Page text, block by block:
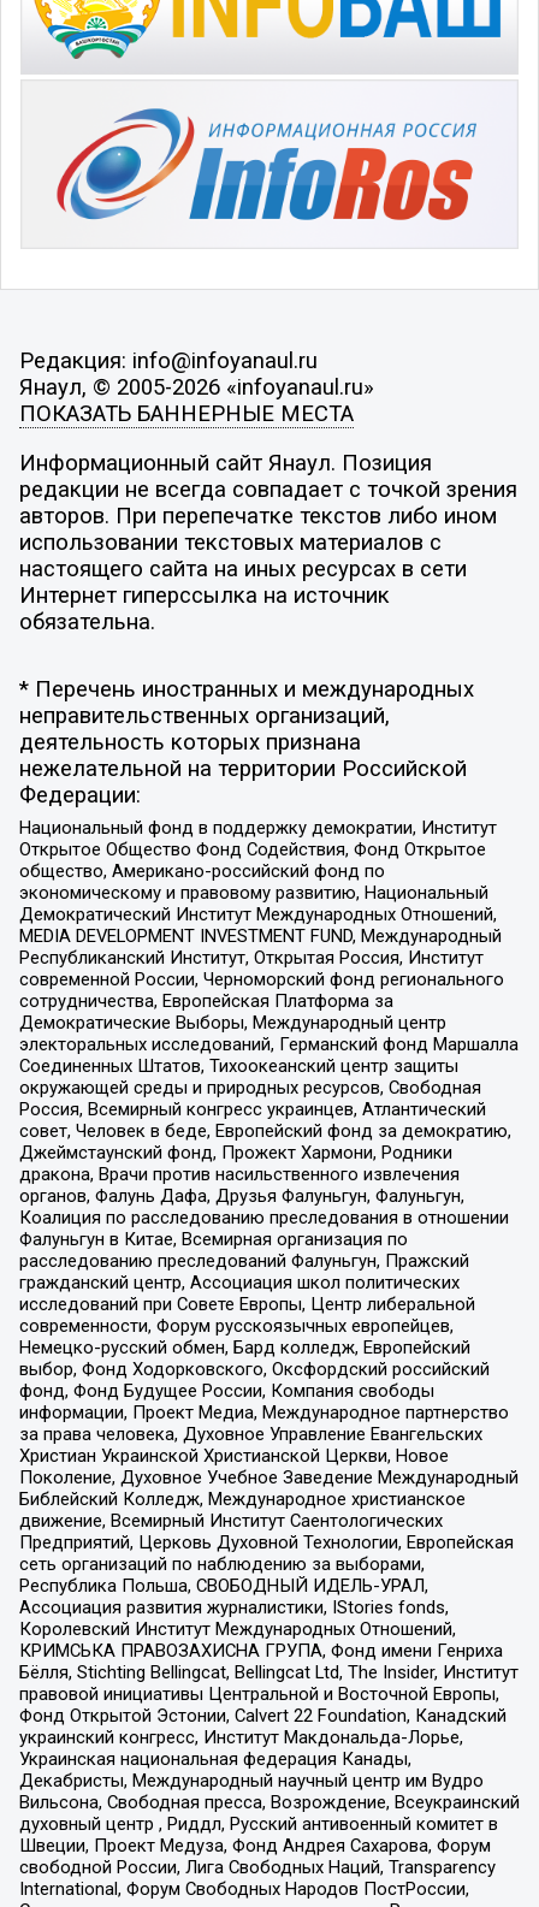
Редакция: info@infoyanaul.ru
Янаул, © 2005-2026 «infoyanaul.ru»
ПОКАЗАТЬ БАННЕРНЫЕ МЕСТА
Информационный сайт Янаул. Позиция
редакции не всегда совпадает с точкой зрения
авторов. При перепечатке текстов либо ином
использовании текстовых материалов с
настоящего сайта на иных ресурсах в сети
Интернет гиперссылка на источник
обязательна.
* Перечень иностранных и международных
неправительственных организаций,
деятельность которых признана
нежелательной на территории Российской
Федерации:
Национальный фонд в поддержку демократии, Институт
Открытое Общество Фонд Содействия, Фонд Открытое
общество, Американо-российский фонд по
экономическому и правовому развитию, Национальный
Демократический Институт Международных Отношений,
MEDIA DEVELOPMENT INVESTMENT FUND, Международный
Республиканский Институт, Открытая Россия, Институт
современной России, Черноморский фонд регионального
сотрудничества, Европейская Платформа за
Демократические Выборы, Международный центр
электоральных исследований, Германский фонд Маршалла
Соединенных Штатов, Тихоокеанский центр защиты
окружающей среды и природных ресурсов, Свободная
Россия, Всемирный конгресс украинцев, Атлантический
совет, Человек в беде, Европейский фонд за демократию,
Джеймстаунский фонд, Прожект Хармони, Родники
дракона, Врачи против насильственного извлечения
органов, Фалунь Дафа, Друзья Фалуньгун, Фалуньгун,
Коалиция по расследованию преследования в отношении
Фалуньгун в Китае, Всемирная организация по
расследованию преследований Фалуньгун, Пражский
гражданский центр, Ассоциация школ политических
исследований при Совете Европы, Центр либеральной
современности, Форум русскоязычных европейцев,
Немецко-русский обмен, Бард колледж, Европейский
выбор, Фонд Ходорковского, Оксфордский российский
фонд, Фонд Будущее России, Компания свободы
информации, Проект Медиа, Международное партнерство
за права человека, Духовное Управление Евангельских
Христиан Украинской Христианской Церкви, Новое
Поколение, Духовное Учебное Заведение Международный
Библейский Колледж, Международное христианское
движение, Всемирный Институт Саентологических
Предприятий, Церковь Духовной Технологии, Европейская
сеть организаций по наблюдению за выборами,
Республика Польша, СВОБОДНЫЙ ИДЕЛЬ-УРАЛ,
Ассоциация развития журналистики, IStories fonds,
Королевский Институт Международных Отношений,
КРИМСЬКА ПРАВОЗАХИСНА ГРУПА, Фонд имени Генриха
Бёлля, Stichting Bellingcat, Bellingcat Ltd, The Insider, Институт
правовой инициативы Центральной и Восточной Европы,
Фонд Открытой Эстонии, Calvert 22 Foundation, Канадский
украинский конгресс, Институт Макдональда-Лорье,
Украинская национальная федерация Канады,
Декабристы, Международный научный центр им Вудро
Вильсона, Свободная пресса, Возрождение, Всеукраинский
духовный центр , Риддл, Русский антивоенный комитет в
Швеции, Проект Медуза, Фонд Андрея Сахарова, Форум
свободной России, Лига Свободных Наций, Transparеncy
International, Форум Свободных Народов ПостРоссии,